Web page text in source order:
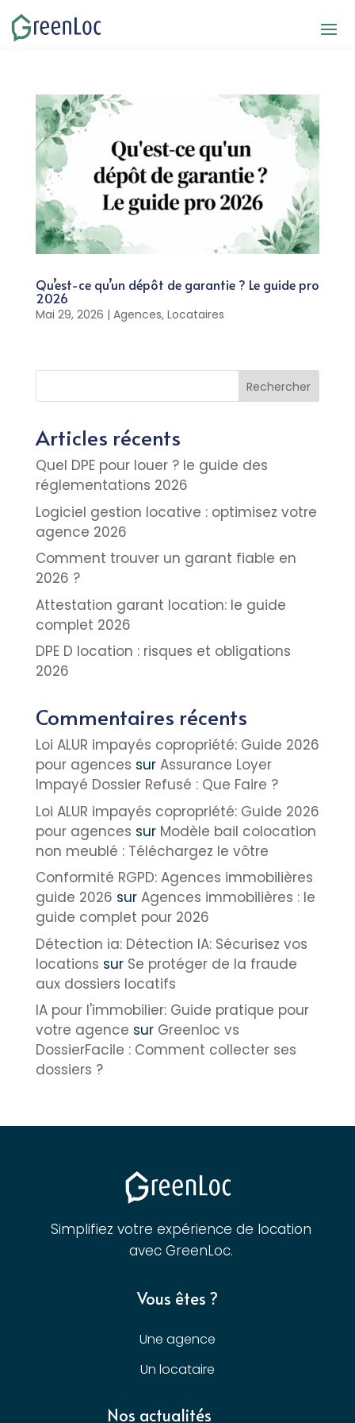
Qu’est-ce qu’un dépôt de garantie ? Le guide pro
2026
Mai 29, 2026 | Agences, Locataires
Rechercher
Articles récents
Quel DPE pour louer ? le guide des
réglementations 2026
Logiciel gestion locative : optimisez votre
agence 2026
Comment trouver un garant fiable en
2026 ?
Attestation garant location: le guide
complet 2026
DPE D location : risques et obligations
2026
Commentaires récents
Loi ALUR impayés copropriété: Guide 2026
pour agences sur Assurance Loyer
Impayé Dossier Refusé : Que Faire ?
Loi ALUR impayés copropriété: Guide 2026
pour agences sur Modèle bail colocation
non meublé : Téléchargez le vôtre
Conformité RGPD: Agences immobilières
guide 2026 sur Agences immobilières : le
guide complet pour 2026
Détection ia: Détection IA: Sécurisez vos
locations sur Se protéger de la fraude
aux dossiers locatifs
IA pour l'immobilier: Guide pratique pour
votre agence sur Greenloc vs
DossierFacile : Comment collecter ses
dossiers ?
Simplifiez votre expérience de location
avec GreenLoc.
Vous êtes ?
Une agence
Un locataire
Nos actualités